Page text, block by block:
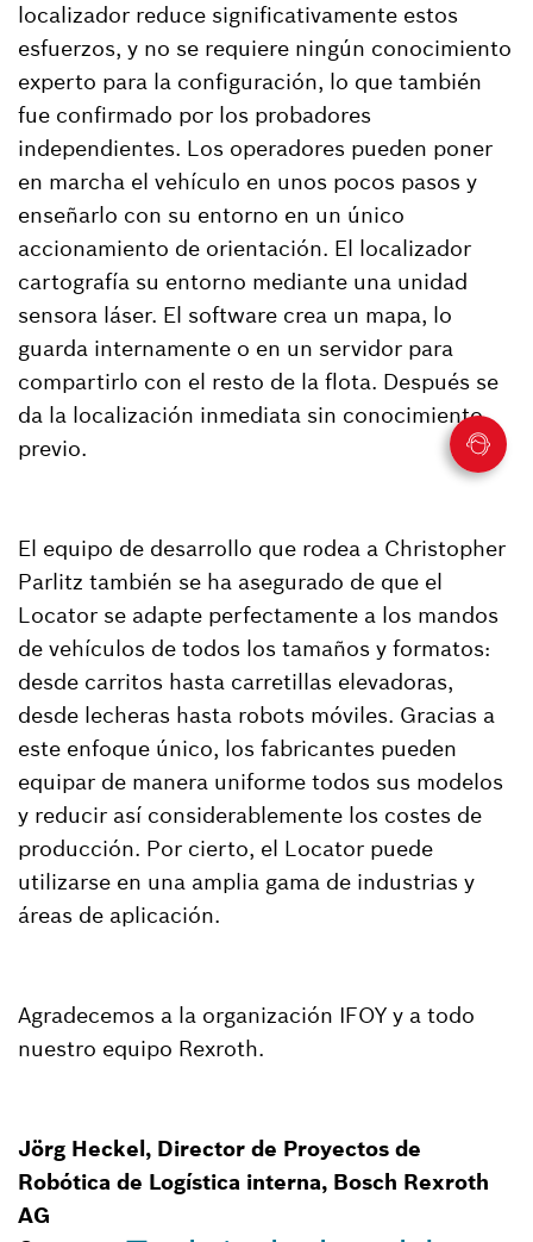
localizador reduce significativamente estos
esfuerzos, y no se requiere ningún conocimiento
experto para la configuración, lo que también
fue confirmado por los probadores
independientes. Los operadores pueden poner
en marcha el vehículo en unos pocos pasos y
enseñarlo con su entorno en un único
accionamiento de orientación. El localizador
cartografía su entorno mediante una unidad
sensora láser. El software crea un mapa, lo
guarda internamente o en un servidor para
compartirlo con el resto de la flota. Después se
da la localización inmediata sin conocimiento
previo.
El equipo de desarrollo que rodea a Christopher
Parlitz también se ha asegurado de que el
Locator se adapte perfectamente a los mandos
de vehículos de todos los tamaños y formatos:
desde carritos hasta carretillas elevadoras,
desde lecheras hasta robots móviles. Gracias a
este enfoque único, los fabricantes pueden
equipar de manera uniforme todos sus modelos
y reducir así considerablemente los costes de
producción. Por cierto, el Locator puede
utilizarse en una amplia gama de industrias y
áreas de aplicación.
Agradecemos a la organización IFOY y a todo
nuestro equipo Rexroth.
Jörg Heckel, Director de Proyectos de
Robótica de Logística interna, Bosch Rexroth
AG